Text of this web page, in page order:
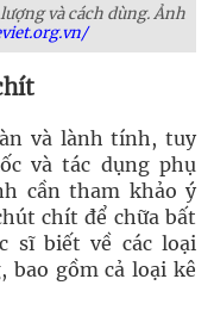
và cách dùng. Ảnh
và lành tính, tuy
và tác dụng phụ
cần tham khảo ý
chít để chữa bất
sĩ biết về các loại
bao gồm cả loại kê